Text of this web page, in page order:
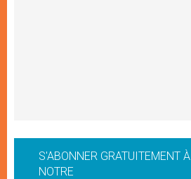
S'ABONNER GRATUITEMENT À
NOTRE